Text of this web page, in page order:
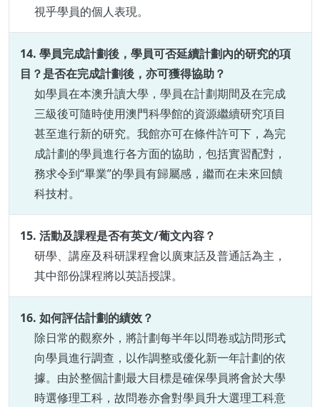
視乎學員的個人表現。
14. 學員完成計劃後，學員可否延續計劃內的研究的項
目？是否在完成計劃後，亦可獲得協助？
如學員在本澳升讀大學，學員在計劃期間及在完成
三級後可隨時使用澳門科學館的資源繼續研究項目
甚至進行新的研究。我館亦可在條件許可下，為完
成計劃的學員進行各方面的協助，包括實習配對，
務求令到“畢業”的學員有歸屬感，繼而在未來回饋
科技村。
15. 活動及課程是否有英文/葡文內容？
研學、講座及科研課程會以廣東話及普通話為主，
其中部份課程將以英語授課。
16. 如何評估計劃的績效？
除日常的觀察外，將計劃每半年以問卷或訪問形式
向學員進行調查，以作調整或優化新一年計劃的依
據。由於整個計劃最大目標是確保學員將會於大學
時選修理工科，故問卷亦會對學員升大選理工科意